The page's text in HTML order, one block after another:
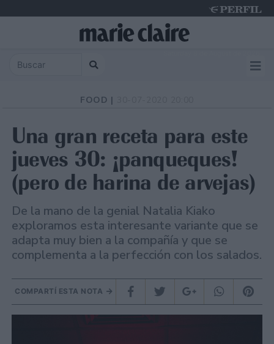
FOOD |
Una gran receta para este
jueves 30: ¡panqueques!
(pero de harina de arvejas)
De la mano de la genial Natalia Kiako
exploramos esta interesante variante que se
adapta muy bien a la compañía y que se
complementa a la perfección con los salados.
COMPARTÍ ESTA NOTA